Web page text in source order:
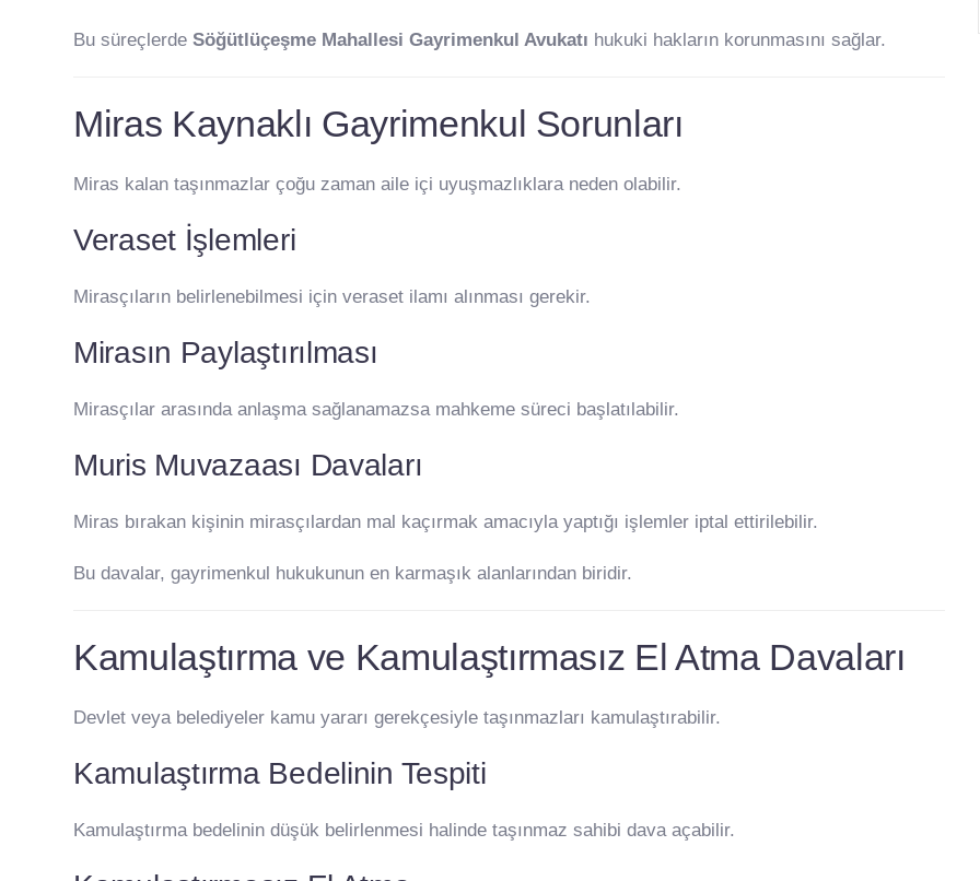
Bu süreçlerde Söğütlüçeşme Mahallesi Gayrimenkul Avukatı hukuki hakların korunmasını sağlar.
Miras Kaynaklı Gayrimenkul Sorunları
Miras kalan taşınmazlar çoğu zaman aile içi uyuşmazlıklara neden olabilir.
Veraset İşlemleri
Mirasçıların belirlenebilmesi için veraset ilamı alınması gerekir.
Mirasın Paylaştırılması
Mirasçılar arasında anlaşma sağlanamazsa mahkeme süreci başlatılabilir.
Muris Muvazaası Davaları
Miras bırakan kişinin mirasçılardan mal kaçırmak amacıyla yaptığı işlemler iptal ettirilebilir.
Bu davalar, gayrimenkul hukukunun en karmaşık alanlarından biridir.
Kamulaştırma ve Kamulaştırmasız El Atma Davaları
Devlet veya belediyeler kamu yararı gerekçesiyle taşınmazları kamulaştırabilir.
Kamulaştırma Bedelinin Tespiti
Kamulaştırma bedelinin düşük belirlenmesi halinde taşınmaz sahibi dava açabilir.